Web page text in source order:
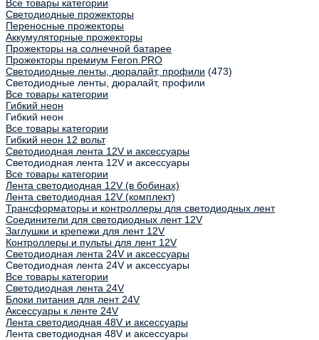
Все товары категории
Светодиодные прожекторы
Переносные прожекторы
Аккумуляторные прожекторы
Прожекторы на солнечной батарее
Прожекторы премиум Feron.PRO
Светодиодные ленты, дюралайт, профили (473)
Светодиодные ленты, дюралайт, профили
Все товары категории
Гибкий неон
Гибкий неон
Все товары категории
Гибкий неон 12 вольт
Светодиодная лента 12V и аксессуары
Светодиодная лента 12V и аксессуары
Все товары категории
Лента светодиодная 12V (в бобинах)
Лента светодиодная 12V (комплект)
Трансформаторы и контроллеры для светодиодных лент
Соединители для светодиодных лент 12V
Заглушки и крепежи для лент 12V
Контроллеры и пульты для лент 12V
Светодиодная лента 24V и аксессуары
Светодиодная лента 24V и аксессуары
Все товары категории
Светодиодная лента 24V
Блоки питания для лент 24V
Аксессуары к ленте 24V
Лента светодиодная 48V и аксессуары
Лента светодиодная 48V и аксессуары